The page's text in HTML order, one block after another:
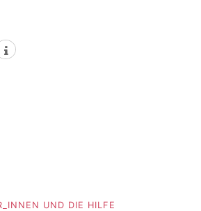
UND DIE HILFE